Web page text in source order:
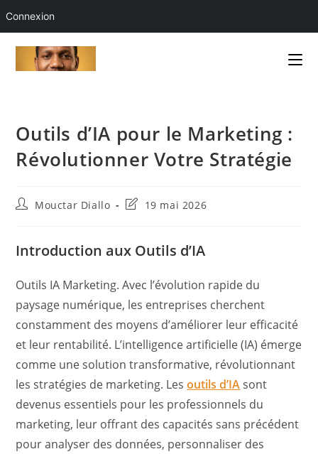
Connexion
Outils d’IA pour le Marketing :
Révolutionner Votre Stratégie
Auteur/autrice
publication :
Mouctar Diallo
Dernière
publication :
19 mai 2026
Introduction aux Outils d’IA
Outils IA Marketing. Avec l’évolution rapide du
paysage numérique, les entreprises cherchent
constamment des moyens d’améliorer leur efficacité
et leur rentabilité. L’intelligence artificielle (IA) émerge
comme une solution transformative, révolutionnant
les stratégies de marketing. Lesoutils d’IAsont
devenus essentiels pour les professionnels du
marketing, leur offrant des capacités sans précédent
pour analyser des données, personnaliser des